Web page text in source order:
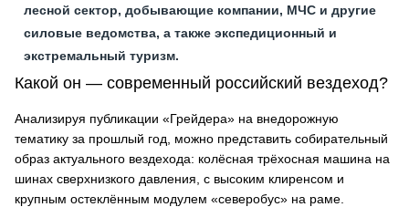
лесной сектор, добывающие компании, МЧС и другие
силовые ведомства, а также экспедиционный и
экстремальный туризм.
Какой он — современный российский вездеход?
Анализируя публикации «Грейдера» на внедорожную
тематику за прошлый год, можно представить собирательный
образ актуального вездехода: колёсная трёхосная машина на
шинах сверхнизкого давления, с высоким клиренсом и
крупным остеклённым модулем «северобус» на раме.